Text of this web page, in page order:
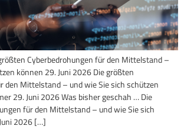
Cyberbedrohungen für den Mittelstand –
können 29. Juni 2026 Die größten
den Mittelstand – und wie Sie sich schützen
29. Juni 2026 Was bisher geschah … Die
für den Mittelstand – und wie Sie sich
2026 […]